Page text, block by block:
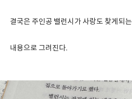
결국은 주인공 밸런시가 사랑도 찾게되는
내용으로 그려진다.